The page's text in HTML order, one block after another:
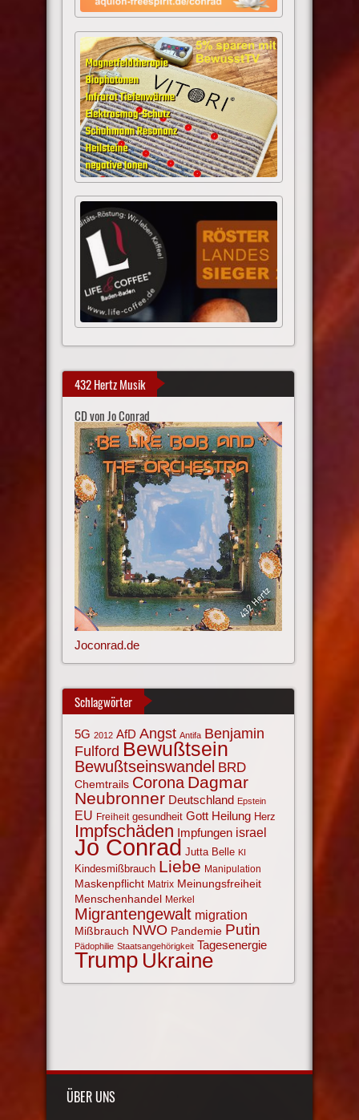
432 Hertz Musik
CD von Jo Conrad
Joconrad.de
Schlagwörter
5G 2012 AfD Angst Antifa Benjamin
Fulford Bewußtsein
Bewußtseinswandel BRD
Chemtrails Corona Dagmar
Neubronner Deutschland Epstein
EU Freiheit gesundheit Gott Heilung Herz
Impfschäden Impfungen israel
Jo Conrad Jutta Belle KI
Kindesmißbrauch Liebe Manipulation
Maskenpflicht Matrix Meinungsfreiheit
Menschenhandel Merkel
Migrantengewalt migration
Mißbrauch NWO Pandemie Putin
Pädophilie Staatsangehörigkeit Tagesenergie
Trump Ukraine
ÜBER UNS